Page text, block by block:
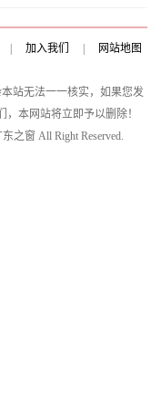
加入我们
网站地图
站无法一一核实，如果您发
本网站将立即予以删除！
之窗 All Right Reserved.